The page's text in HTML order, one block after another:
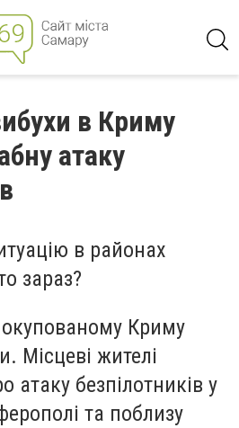
в Криму
атаку
в районах
зараз?
Криму
Місцеві жителі
атаку безпілотників у
та поблизу